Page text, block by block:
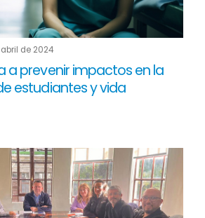
de 2024
a prevenir impactos en la
estudiantes y vida